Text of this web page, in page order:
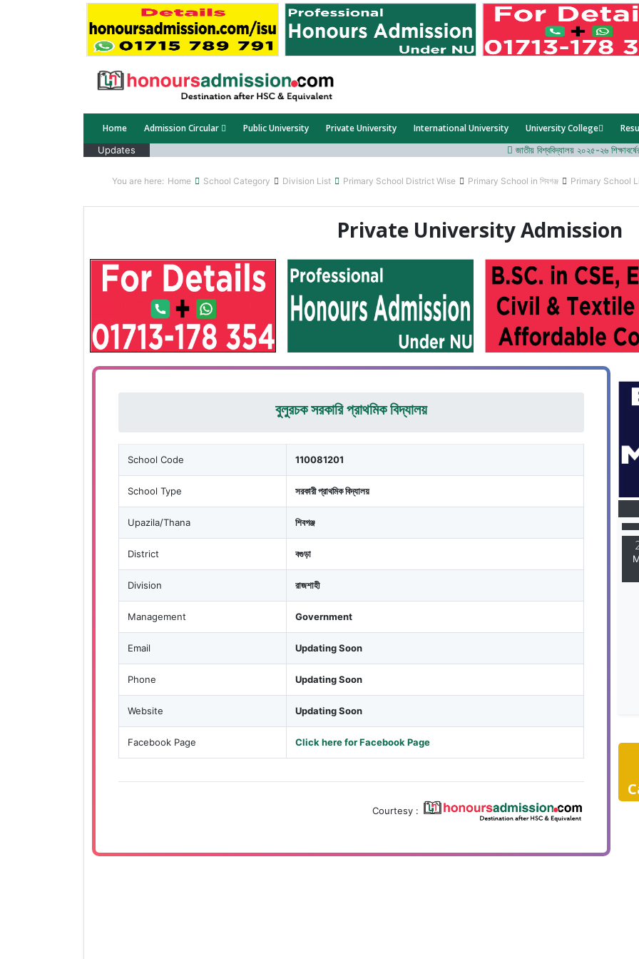
Home Admission Circular Public University Private University International University University College
Updates জাতীয় বিশ্ববিদ্যালয় ২০২৫-২৬ শিক্ষাবর্ষের
You are here: Home School Category Division List Primary School District Wise Primary School in শিবগঞ্জ Primary School
Private University Admission
বুলুরচক সরকারি প্রাথমিক বিদ্যালয়
School Code 110081201
School Type সরকারী প্রাথমিক বিদ্যালয়
Upazila/Thana শিবগঞ্জ
District বগুড়া
Division রাজশাহী
Management Government
Email Updating Soon
Phone Updating Soon
Website Updating Soon
Facebook Page Click here for Facebook Page
Courtesy :